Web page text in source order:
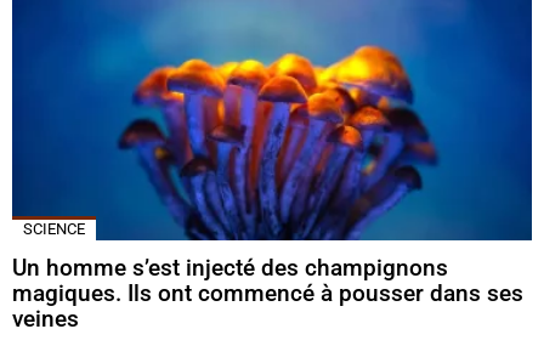
SCIENCE
Un homme s’est injecté des champignons
magiques. Ils ont commencé à pousser dans ses
veines